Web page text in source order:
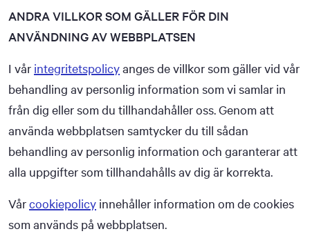
ANDRA VILLKOR SOM GÄLLER FÖR DIN
ANVÄNDNING AV WEBBPLATSEN
I vår integritetspolicyanges de villkor som gäller vid vår
behandling av personlig information som vi samlar in
från dig eller som du tillhandahåller oss. Genom att
använda webbplatsen samtycker du till sådan
behandling av personlig information och garanterar att
alla uppgifter som tillhandahålls av dig är korrekta.
Vårcookiepolicy innehåller information om de cookies
som används på webbplatsen.